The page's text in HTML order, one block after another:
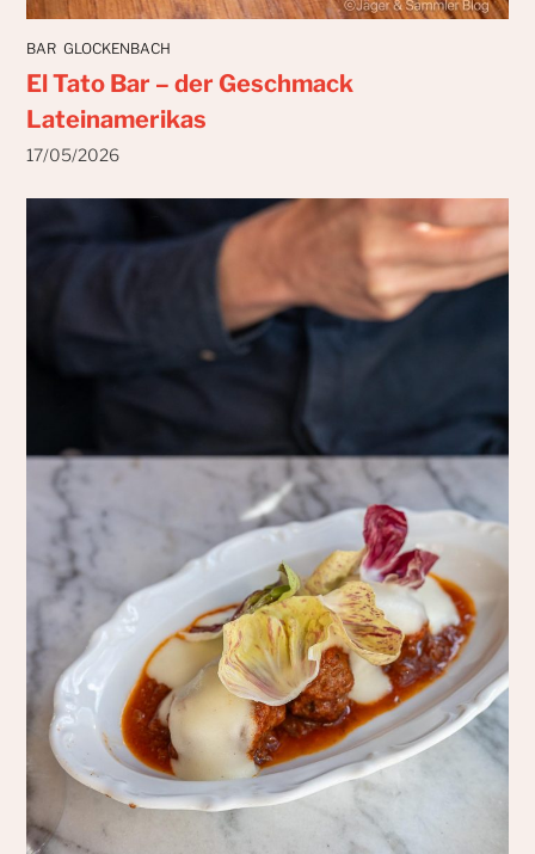
BAR GLOCKENBACH
El Tato Bar – der Geschmack
Lateinamerikas
17/05/2026